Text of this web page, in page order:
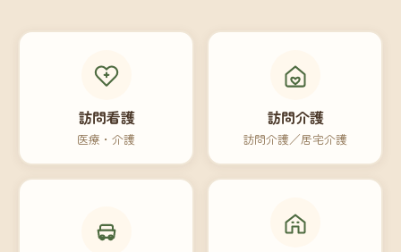
訪問看護
医療・介護
訪問介護
訪問介護／居宅介護